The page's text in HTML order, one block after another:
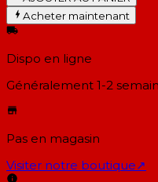
Acheter maintenant
Dispo en ligne
Généralement 1-2
Pas en magasin
Visiter notre boutique↗